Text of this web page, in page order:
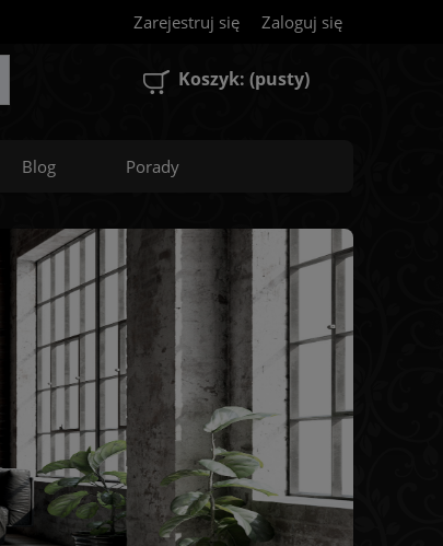
Zarejestruj się Zaloguj się
Koszyk: (pusty)
Blog Porady